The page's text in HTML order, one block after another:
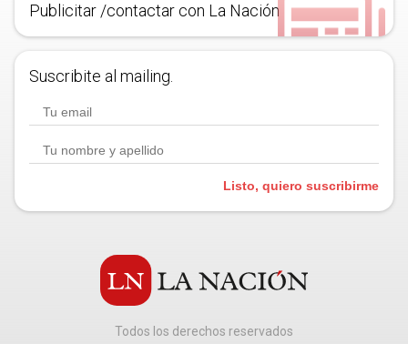
Publicitar /contactar con La Nación
Suscribite al mailing.
Listo, quiero suscribirme
Todos los derechos reservados